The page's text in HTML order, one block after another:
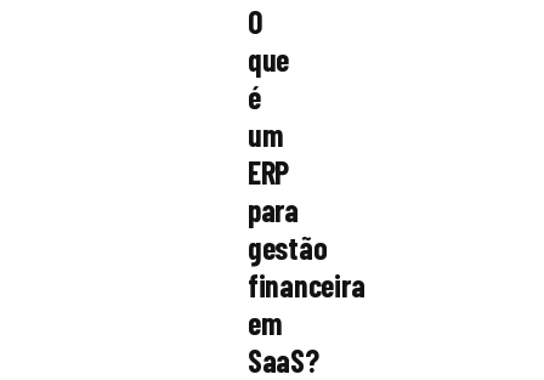
O
que
é
um
ERP
para
gestão
financeira
em
SaaS?